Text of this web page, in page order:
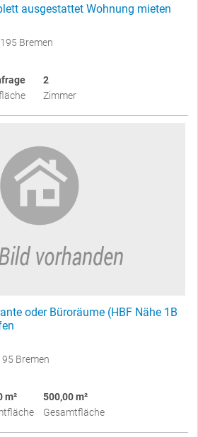
ausgestattet Wohnung mieten
Bremen
2
Zimmer
oder Büroräume (HBF Nähe 1B
Bremen
m²
500,00 m²
Gesamtfläche